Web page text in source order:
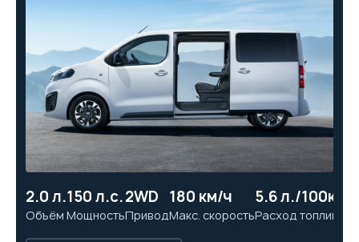
2.0 л.
Объём
150 л.с.
Мощность
2WD
Привод
180 км/ч
Макс. скорость
5.6 л./100км
Расход топлива